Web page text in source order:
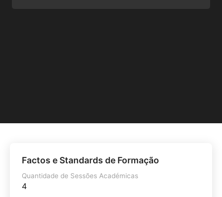
Factos e Standards de Formação
Quantidade de Sessões Académicas
4